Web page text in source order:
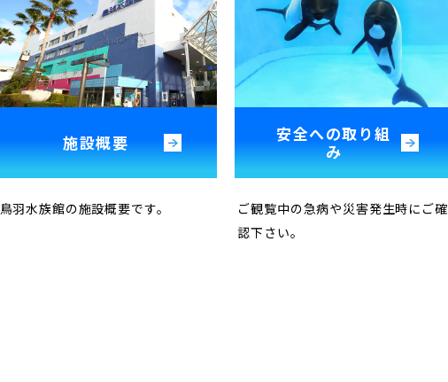
施設概要
鳥羽水族館の施設概要です。
安全への取り組
み
ご観覧中の急病や災害発生時にご確
認下さい。